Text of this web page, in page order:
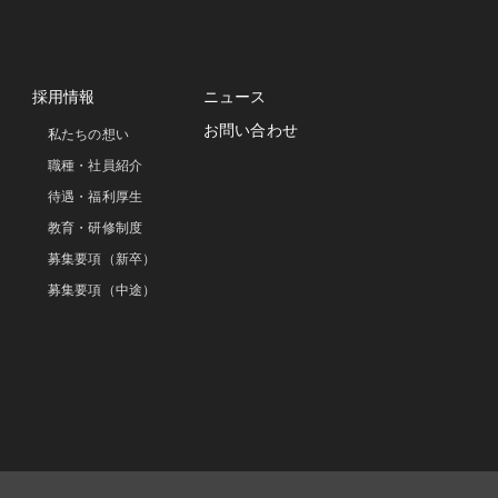
採用情報
私たちの想い
職種・社員紹介
待遇・福利厚生
教育・研修制度
募集要項（新卒）
募集要項（中途）
ニュース
お問い合わせ